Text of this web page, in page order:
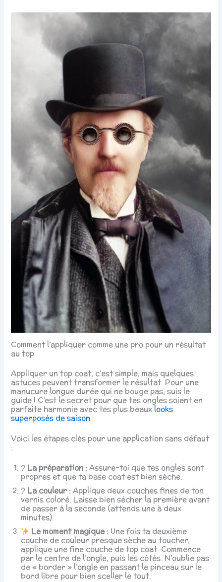
Comment l’appliquer comme une pro pour un résultat
au top
Appliquer un top coat, c’est simple, mais quelques
astuces peuvent transformer le résultat. Pour une
manucure longue durée qui ne bouge pas, suis le
guide ! C’est le secret pour que tes ongles soient en
parfaite harmonie avec tes plus beaux looks
superposés de saison.
Voici les étapes clés pour une application sans défaut
:
? La préparation :Assure-toi que tes ongles sont
propres et que ta base coat est bien sèche.
? La couleur :Applique deux couches fines de ton
vernis coloré. Laisse bien sécher la première avant
de passer à la seconde (attends une à deux
minutes).
Le moment magique : Une fois ta deuxième
couche de couleur presque sèche au toucher,
applique une fine couche de top coat. Commence
par le centre de l’ongle, puis les côtés. N’oublie pas
de « border » l’ongle en passant le pinceau sur le
bord libre pour bien sceller le tout.